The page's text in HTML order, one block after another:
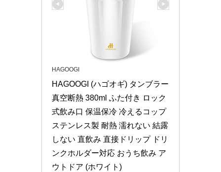
HAGOOGI
HAGOOGI (ハゴオギ) タンブラー
真空断熱 380ml ふた付き ロック
式飲み口 保温保冷 冷えるコップ
ステンレス製 耐熱 濡れない 結露
しない 直飲み 直接ドリップ ドリ
ンクホルダー対応 おうち飲み ア
ウトドア (ホワイト)